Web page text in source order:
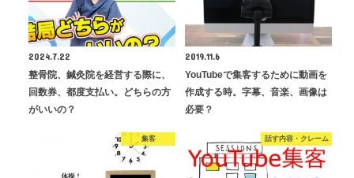
2024.7.22
整骨院、鍼灸院を経営する際に、
回数券、都度支払い。どちらの方
がいいの？
2019.11.6
YouTubeで集客するために動画を
作成する時。字幕、音楽、画像は
必要？
集客 話す内容・クレーム